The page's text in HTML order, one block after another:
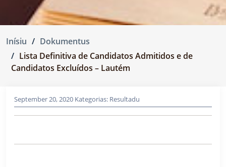
Inísiu
Dokumentus
Lista Definitiva de Candidatos Admitidos e de
Candidatos Excluídos – Lautém
September 20, 2020 Kategorias: Resultadu